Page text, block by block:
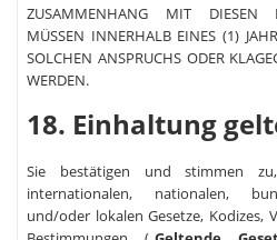
ZUSAMMENHANG MIT DIESEN
MÜSSEN INNERHALB EINES (1)
SOLCHEN ANSPRUCHS ODER
WERDEN.
18. Einhaltung
Sie bestätigen und stimmen
internationalen, nationalen,
und/oder lokalen Gesetze, Kodizes,